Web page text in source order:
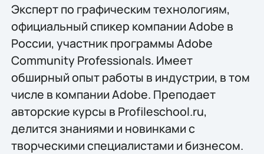
Эксперт по графическим технологиям,
официальный спикер компании Adobe в
России, участник программы Adobe
Community Professionals. Имеет
обширный опыт работы в индустрии, в том
числе в компании Adobe. Преподает
авторские курсы в Profileschool.ru,
делится знаниями и новинками с
творческими специалистами и бизнесом.